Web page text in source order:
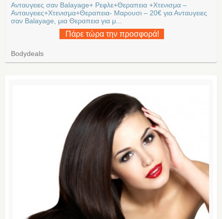
Ανταυγειες σαν Balayage+ Ρεφλε+Θεραπεια +Χτενισμα –
Ανταυγειες+Χτενισμα+Θεραπεια- Μαρουσι – 20€ για Ανταυγειες
σαν Balayage, μια Θεραπεια για μ...
Πάρε τώρα την προσφορά!
Bodydeals